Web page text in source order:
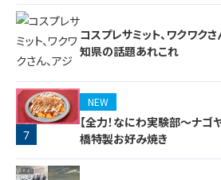
6
コスプレサミット、ワクワク
知県の話題あれこれ
7
NEW
【全力！なにわ実験部～ナゴ
橋特製お好み焼き